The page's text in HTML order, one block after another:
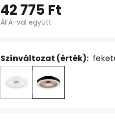
42 775 Ft
ÁFÁ-val együtt
Színváltozat (érték):